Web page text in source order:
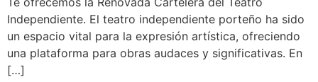
Independiente. El teatro independiente porteño ha sido
un espacio vital para la expresión artística, ofreciendo
una plataforma para obras audaces y significativas. En
[…]